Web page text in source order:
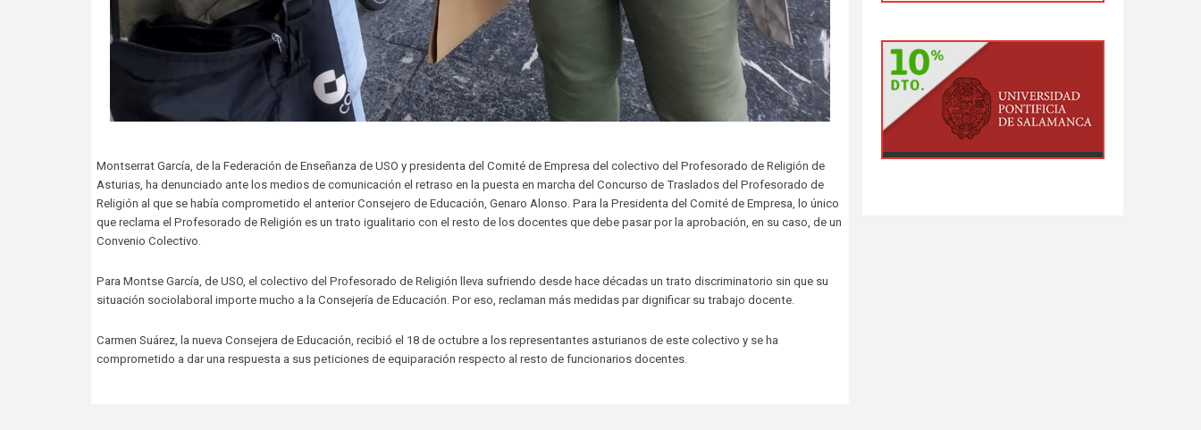
Montserrat García, de la Federación de Enseñanza de USO y presidenta del Comité de Empresa del colectivo del Profesorado de Religión de
Asturias, ha denunciado ante los medios de comunicación el retraso en la puesta en marcha del Concurso de Traslados del Profesorado de
Religión al que se había comprometido el anterior Consejero de Educación, Genaro Alonso. Para la Presidenta del Comité de Empresa, lo único
que reclama el Profesorado de Religión es un trato igualitario con el resto de los docentes que debe pasar por la aprobación, en su caso, de un
Convenio Colectivo.
Para Montse García, de USO, el colectivo del Profesorado de Religión lleva sufriendo desde hace décadas un trato discriminatorio sin que su
situación sociolaboral importe mucho a la Consejería de Educación. Por eso, reclaman más medidas par dignificar su trabajo docente.
Carmen Suárez, la nueva Consejera de Educación, recibió el 18 de octubre a los representantes asturianos de este colectivo y se ha
comprometido a dar una respuesta a sus peticiones de equiparación respecto al resto de funcionarios docentes.